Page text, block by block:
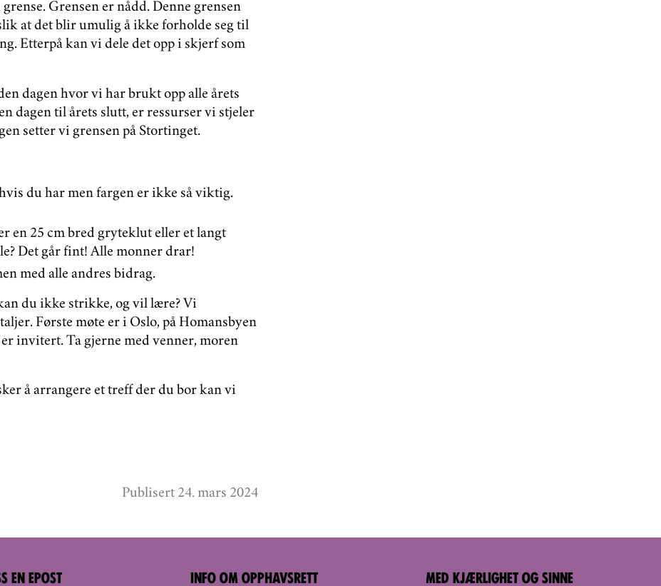
Grensen er nådd. Denne grensen
at det blir umulig å ikke forholde seg til
Etterpå kan vi dele det opp i skjerf som
dagen hvor vi har brukt opp alle årets
dagen til årets slutt, er ressurser vi stjeler
setter vi grensen på Stortinget.
du har men fargen er ikke så viktig.
en 25 cm bred gryteklut eller et langt
Det går fint! Alle monner drar!
med alle andres bidrag.
du ikke strikke, og vil lære? Vi
Første møte er i Oslo, på Homansbyen
invitert. Ta gjerne med venner, moren
å arrangere et treff der du bor kan vi
Publisert 24. mars 2024
EN EPOST INFO OM OPPHAVSRETT MED KJÆRLIGHET OG SINNE